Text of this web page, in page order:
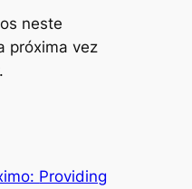
neste
próxima vez
Providing